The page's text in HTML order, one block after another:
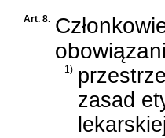
Art. 8.
1)
zasad